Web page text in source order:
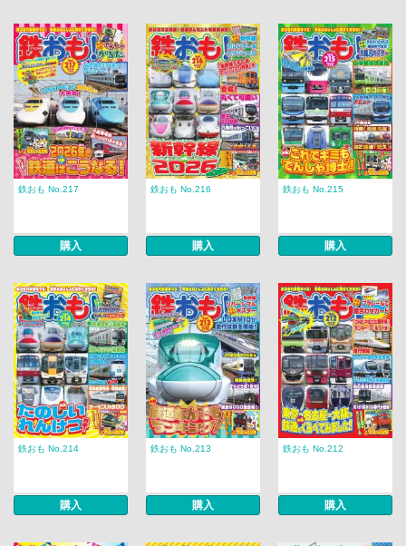
鉄おも No.217
購入
鉄おも No.216
購入
鉄おも No.215
購入
鉄おも No.214
購入
鉄おも No.213
購入
鉄おも No.212
購入